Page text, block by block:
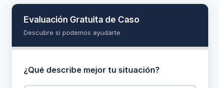
Evaluación Gratuita de Caso
Descubre si podemos ayudarte
¿Qué describe mejor tu situación?